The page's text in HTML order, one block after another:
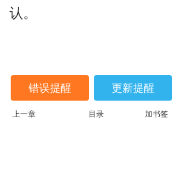
认。
错误提醒 更新提醒
上一章 目录 加书签